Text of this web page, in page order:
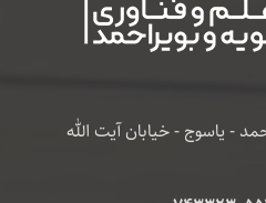
- یاسوج - خیابان آیت الله